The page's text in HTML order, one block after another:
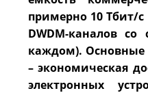
примерно 10 Тбит/
DWDM-каналов
каждом). Основные
– экономическая
электронных